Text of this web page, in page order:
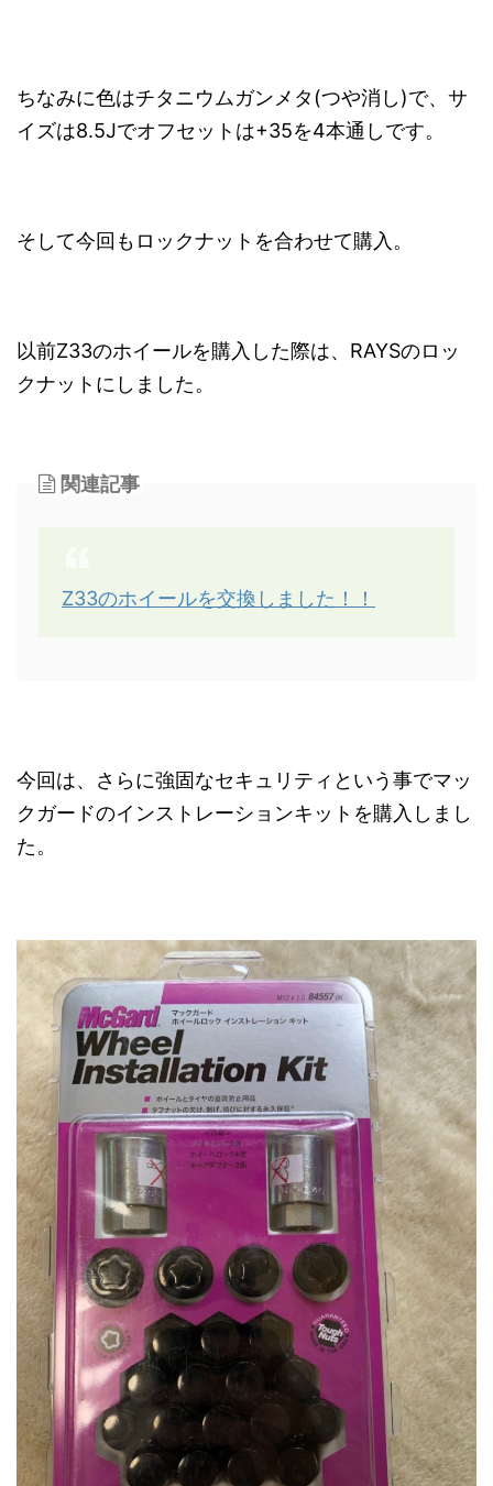
ちなみに色はチタニウムガンメタ(つや消し)で、サ
イズは8.5Jでオフセットは+35を4本通しです。
そして今回もロックナットを合わせて購入。
以前Z33のホイールを購入した際は、RAYSのロッ
クナットにしました。
関連記事
Z33のホイールを交換しました！！
今回は、さらに強固なセキュリティという事でマッ
クガードのインストレーションキットを購入しまし
た。